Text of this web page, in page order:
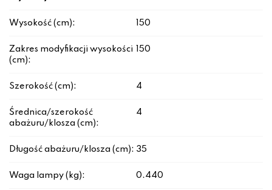
Wysokość (cm): 150
Zakres modyfikacji wysokości
(cm):
150
Szerokość (cm): 4
Średnica/szerokość
abażuru/klosza (cm):
4
Długość abażuru/klosza (cm): 35
Waga lampy (kg): 0.440